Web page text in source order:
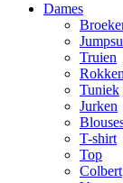
Dames
Truien
Rokken
Tuniek
Jurken
T-shirt
Top
Colbert